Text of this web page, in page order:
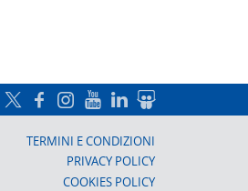
TERMINI E CONDIZIONI
PRIVACY POLICY
COOKIES POLICY